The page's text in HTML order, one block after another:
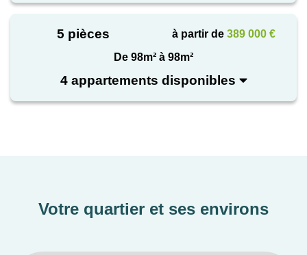
entre tranquillité et praticité. Une copromotion
5 pièces à partir de 389 000 €
De 98m² à 98m²
4 appartements disponibles
Votre quartier et ses environs